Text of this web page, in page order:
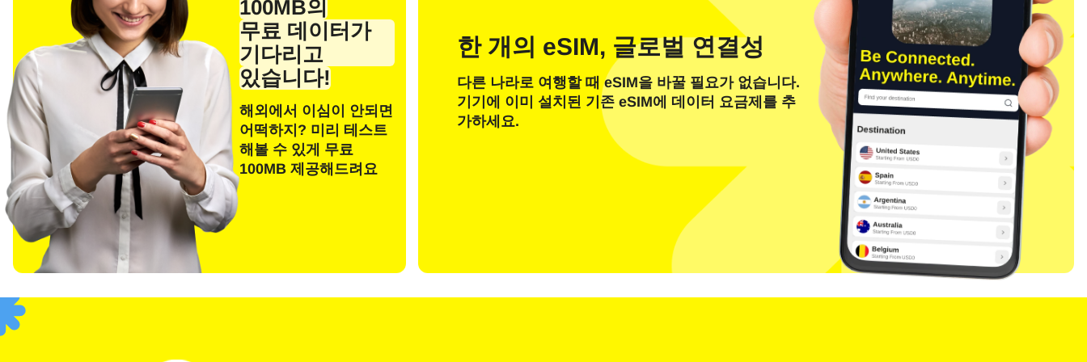
100MB의
무료 데이터가
기다리고
있습니다!
해외에서 이심이 안되면
어떡하지? 미리 테스트
해볼 수 있게 무료
100MB 제공해드려요
한 개의 eSIM, 글로벌 연결성
다른 나라로 여행할 때 eSIM을 바꿀 필요가 없습니다.
기기에 이미 설치된 기존 eSIM에 데이터 요금제를 추
가하세요.
English Español
Français
통화 선택:
통화 검색
OTP 코드 전송
또는 다음으로 로그인